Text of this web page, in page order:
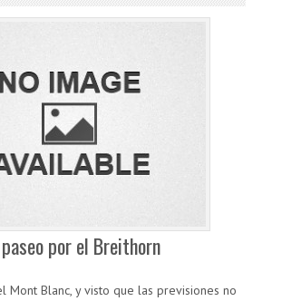
por el Breithorn
Mont Blanc, y visto que las previsiones no